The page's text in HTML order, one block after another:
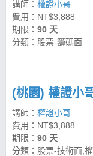
講師： 權證小哥
費用：NT$3,888
期限： 90 天
分類：股票-籌碼面
(桃園) 權證小
講師： 權證小哥
費用：NT$3,888
期限： 90 天
分類：股票-技術面,